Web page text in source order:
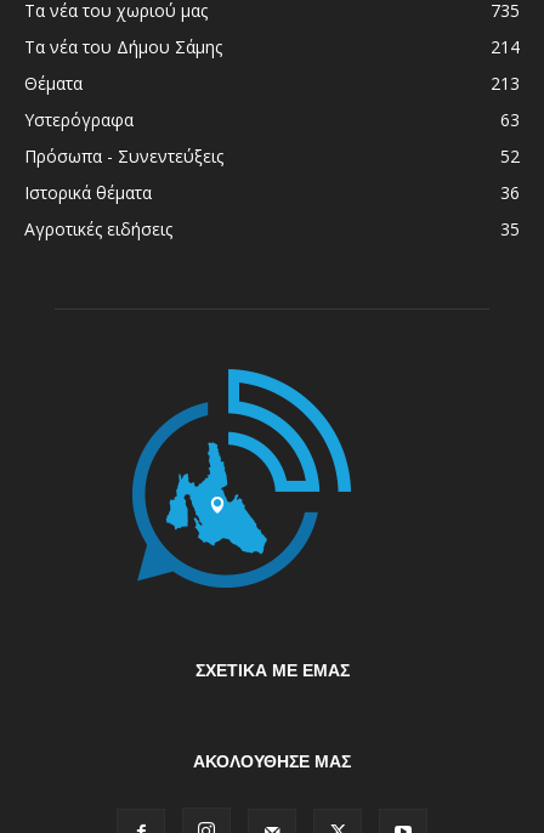
Τα νέα του χωριού μας
735
Τα νέα του Δήμου Σάμης
214
Θέματα
213
Υστερόγραφα
63
Πρόσωπα - Συνεντεύξεις
52
Ιστορικά θέματα
36
Αγροτικές ειδήσεις
35
ΣΧΕΤΙΚΆ ΜΕ ΕΜΆΣ
ΑΚΟΛΟΥΘΗΣΕ ΜΑΣ